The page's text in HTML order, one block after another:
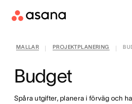
MALLAR PROJEKTPLANERING
Budget
Spåra utgifter, planera i förväg och